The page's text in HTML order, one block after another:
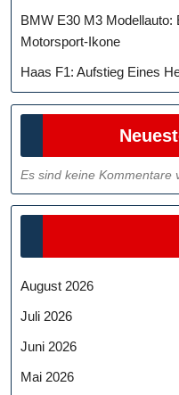
BMW E30 M3 Modellauto:
Motorsport-Ikone
Haas F1: Aufstieg Eines
Es sind keine Kommentare
August 2026
Juli 2026
Juni 2026
Mai 2026